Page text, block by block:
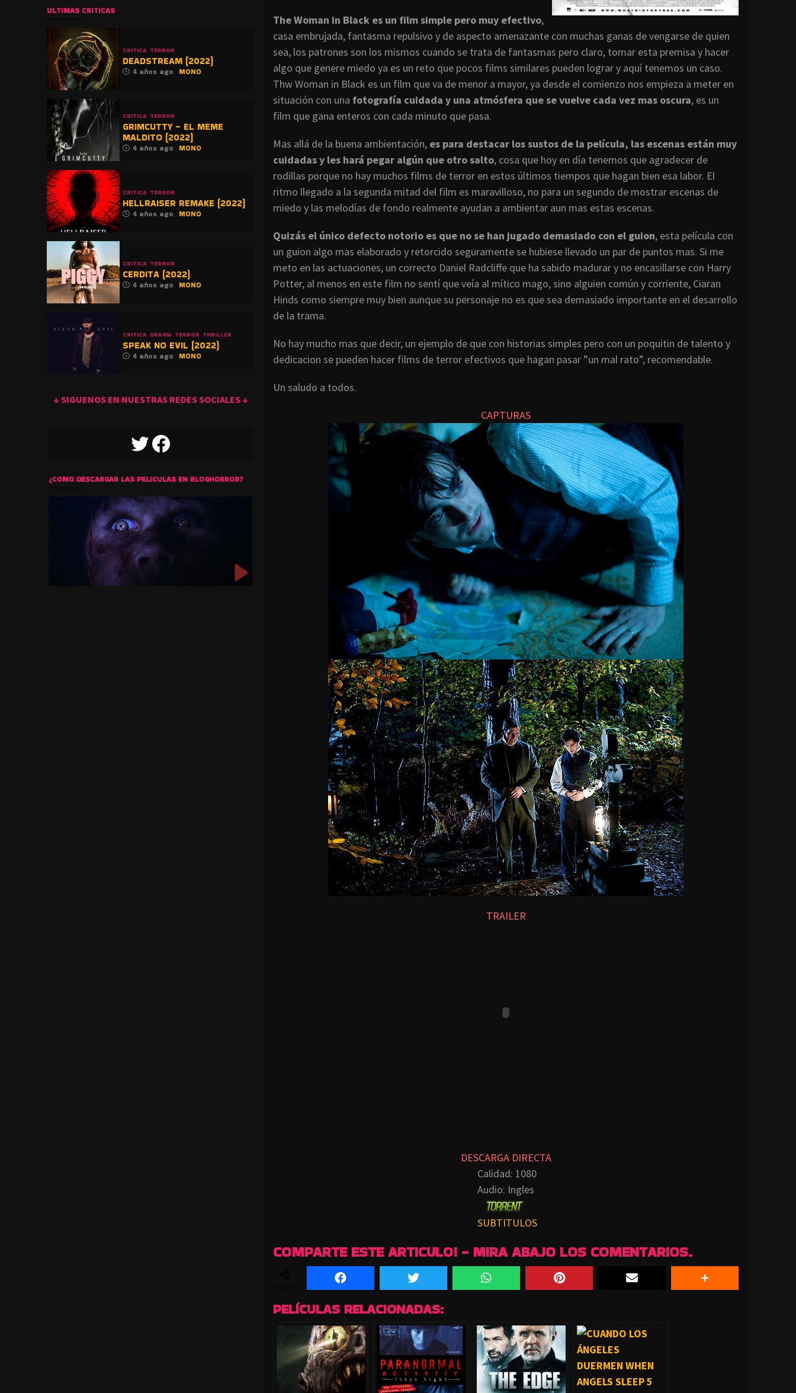
The Woman in Black es un film simple pero muy efectivo,
casa embrujada, fantasma repulsivo y de aspecto amenazante con muchas ganas de vengarse de quien
sea, los patrones son los mismos cuando se trata de fantasmas pero claro, tomar esta premisa y hacer
algo que genere miedo ya es un reto que pocos films similares pueden lograr y aquí tenemos un caso.
Thw Woman in Black es un film que va de menor a mayor, ya desde el comienzo nos empieza a meter en
situación con una fotografía cuidada y una atmósfera que se vuelve cada vez mas oscura, es un
film que gana enteros con cada minuto que pasa.
Mas allá de la buena ambientación, es para destacar los sustos de la película, las escenas están muy
cuidadas y les hará pegar algún que otro salto, cosa que hoy en día tenemos que agradecer de
rodillas porque no hay muchos films de terror en estos últimos tiempos que hagan bien esa labor. El
ritmo llegado a la segunda mitad del film es maravilloso, no para un segundo de mostrar escenas de
miedo y las melodías de fondo realmente ayudan a ambientar aun mas estas escenas.
Quizás el único defecto notorio es que no se han jugado demasiado con el guion, esta película con
un guion algo mas elaborado y retorcido seguramente se hubiese llevado un par de puntos mas. Si me
meto en las actuaciones, un correcto Daniel Radcliffe que ha sabido madurar y no encasillarse con Harry
Potter, al menos en este film no sentí que veía al mítico mago, sino alguien común y corriente, Ciaran
Hinds como siempre muy bien aunque su personaje no es que sea demasiado importante en el desarrollo
de la trama.
No hay mucho mas que decir, un ejemplo de que con historias simples pero con un poquitin de talento y
dedicacion se pueden hacer films de terror efectivos que hagan pasar ”un mal rato”, recomendable.
Un saludo a todos.
CAPTURAS
TRAILER
DESCARGA DIRECTA
Calidad: 1080
Audio: Ingles
SUBTITULOS
COMPARTE ESTE ARTICULO! - MIRA ABAJO LOS COMENTARIOS.
PELÍCULAS RELACIONADAS:
ULTIMAS CRITICAS
CRITICA TERROR
DEADSTREAM (2022)
4 años ago MONO
CRITICA TERROR
GRIMCUTTY – EL MEME
MALDITO (2022)
4 años ago MONO
CRITICA TERROR
HELLRAISER REMAKE (2022)
4 años ago MONO
CRITICA TERROR
CERDITA (2022)
4 años ago MONO
CRITICA DRAMA TERROR THRILLER
SPEAK NO EVIL (2022)
4 años ago MONO
↓ SIGUENOS EN NUESTRAS REDES SOCIALES ↓
TWITTERFACEBOOK
¿COMO DESCARGAR LAS PELICULAS EN BLOGHORROR?